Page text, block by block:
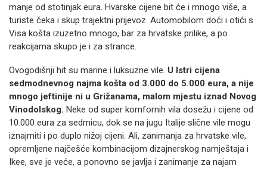
manje od stotinjak eura. Hvarske cijene bit će i mnogo više, a
turiste čeka i skup trajektni prijevoz. Automobilom doći i otići s
Visa košta izuzetno mnogo, bar za hrvatske prilike, a po
reakcijama skupo je i za strance.
Ovogodišnji hit su marine i luksuzne vile. U Istri cijena
sedmodnevnog najma košta od 3.000 do 5.000 eura, a nije
mnogo jeftinije ni u Grižanama, malom mjestu iznad Novog
Vinodolskog. Neke od super komfornih vila dosežu i cijene od
10.000 eura za sedmicu, dok se na jugu Italije slične vile mogu
iznajmiti i po duplo nižoj cijeni. Ali, zanimanja za hrvatske vile,
opremljene najčešće kombinacijom dizajnerskog namještaja i
Ikee, sve je veće, a ponovno se javlja i zanimanje za najam